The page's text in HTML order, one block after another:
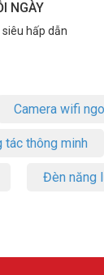
NGÀY
hấp dẫn
Camera wifi
tác thông minh
Đèn năng